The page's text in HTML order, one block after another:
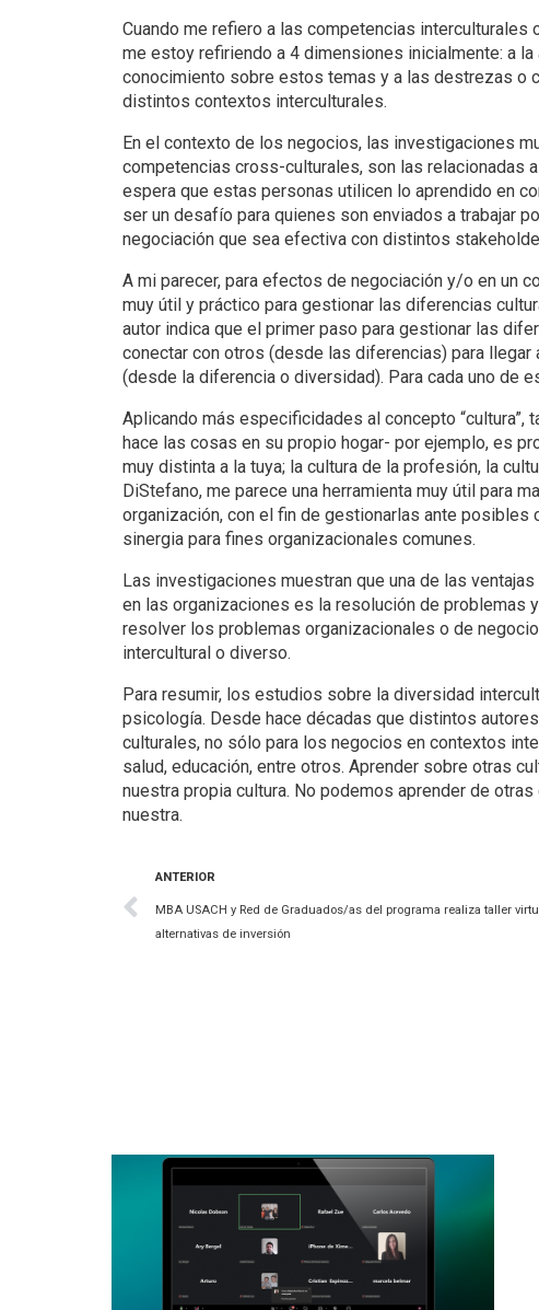
Cuando me refiero a las competencias
me estoy refiriendo a 4 dimensiones inicialmente: a
conocimiento sobre estos temas y a las destrezas o
distintos contextos interculturales.
En el contexto de los negocios, las investigaciones
competencias cross-culturales, son las relacionadas
espera que estas personas utilicen lo aprendido en
ser un desafío para quienes son enviados a trabajar
negociación que sea efectiva con distintos
A mi parecer, para efectos de negociación y/o en un
muy útil y práctico para gestionar las diferencias
autor indica que el primer paso para gestionar las
conectar con otros (desde las diferencias) para
(desde la diferencia o diversidad). Para cada uno de
Aplicando más especificidades al concepto “cultura”,
hace las cosas en su propio hogar- por ejemplo, es
muy distinta a la tuya; la cultura de la profesión, la
DiStefano, me parece una herramienta muy útil para
organización, con el fin de gestionarlas ante
sinergia para fines organizacionales comunes.
Las investigaciones muestran que una de las
en las organizaciones es la resolución de problemas
resolver los problemas organizacionales o de
intercultural o diverso.
Para resumir, los estudios sobre la diversidad
psicología. Desde hace décadas que distintos
culturales, no sólo para los negocios en contextos
salud, educación, entre otros. Aprender sobre otras
nuestra propia cultura. No podemos aprender de
nuestra.
ANTERIOR
MBA USACH y Red de Graduados/as del programa realiza taller
alternativas de inversión